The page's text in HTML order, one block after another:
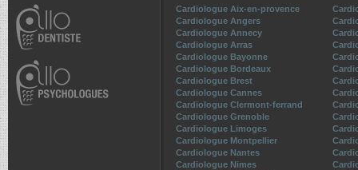
Cardiologue Aix-en-provence
Cardiologue Angers
Cardiologue Annecy
Cardiologue Arras
Cardiologue Bayonne
Cardiologue Bordeaux
Cardiologue Brest
Cardiologue Cannes
Cardiologue Clermont-ferrand
Cardiologue Grenoble
Cardiologue Limoges
Cardiologue Montpellier
Cardiologue Nantes
Cardiologue Nimes